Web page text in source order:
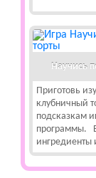
Научись
Приготовь
клубничный
подсказкам
программы.
ингредиенты